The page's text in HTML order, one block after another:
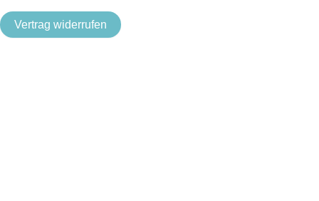
Vertrag widerrufen